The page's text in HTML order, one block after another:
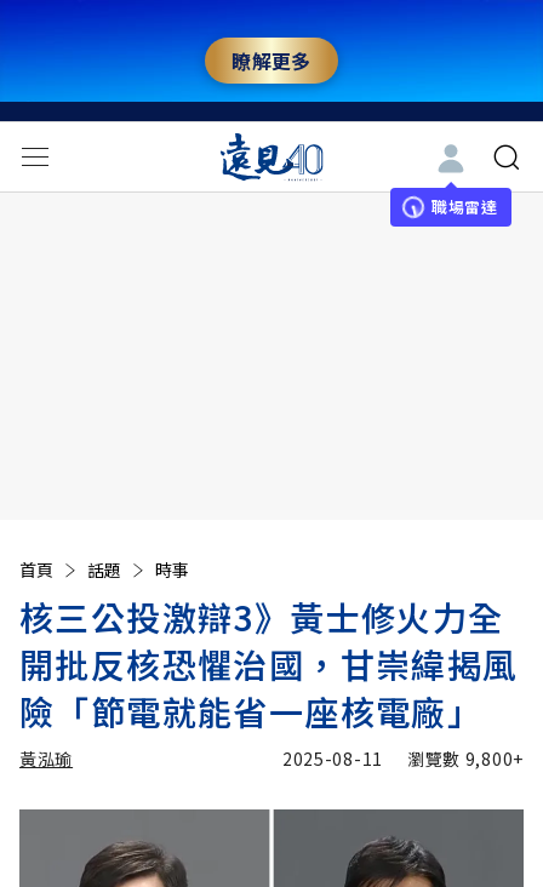
瞭解更多
職場雷達
首頁 話題 時事
核三公投激辯3》黃士修火力全
開批反核恐懼治國，甘崇緯揭風
險「節電就能省一座核電廠」
黃泓瑜 2025-08-11 瀏覽數 9,800+